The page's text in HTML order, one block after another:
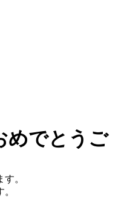
めでとうご
。